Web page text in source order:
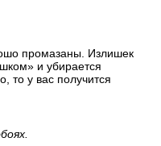
промазаны. Излишек
и убирается
то у вас получится